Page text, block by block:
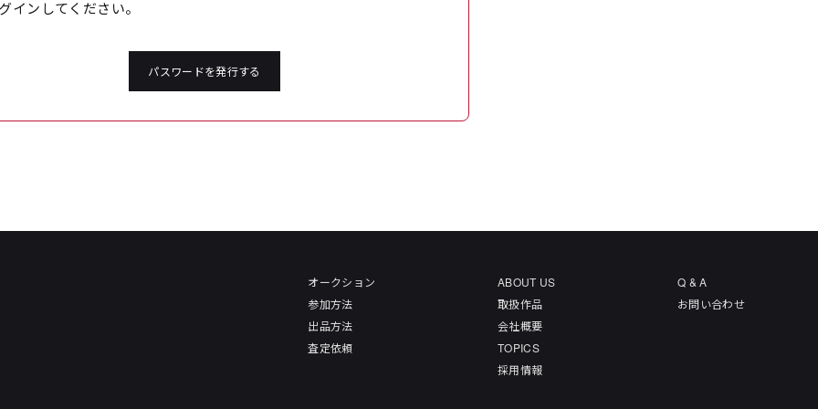
インしてください。
パスワードを発行する
オークション
参加方法
出品方法
査定依頼
ABOUT US
取扱作品
会社概要
TOPICS
採用情報
Q & A
お問い合わせ